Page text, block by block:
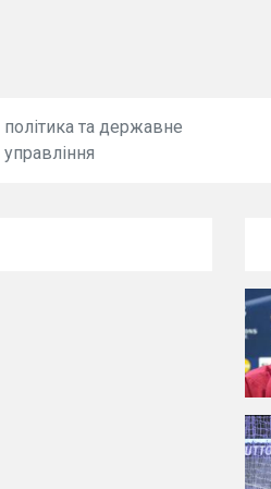
політика та державне
управління